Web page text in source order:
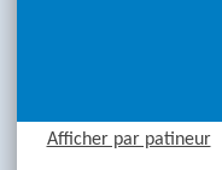
Afficher par patineur